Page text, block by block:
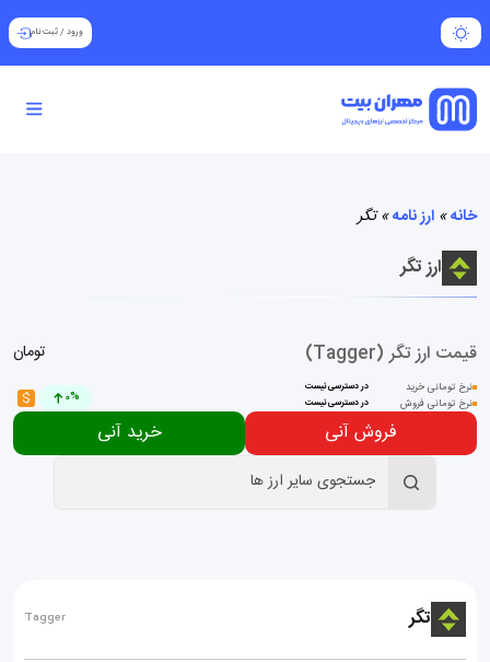
ورود /ثبت نام
خانه» ارز نامه»تگر
ارز تگر
قیمت ارز تگر (Tagger)
نرخ تومانی خرید در دسترسی نیست
نرخ تومانی فروش در دسترسی نیست
تومان
0%
$
فروش آنی خرید آنی
تگر Tagger